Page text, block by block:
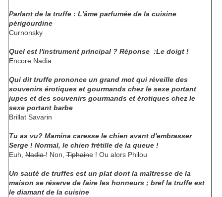
Parlant de la truffe : L'âme parfumée de la cuisine
périgourdine
Curnonsky
Quel est l'instrument principal ? Réponse :Le doigt !
Encore Nadia
Qui dit truffe prononce un grand mot qui réveille des
souvenirs érotiques et gourmands chez le sexe portant
jupes et des souvenirs gourmands et érotiques chez le
sexe portant barbe
Brillat Savarin
Tu as vu? Mamina caresse le chien avant d'embrasser
Serge ! Normal, le chien frétille de la queue !
Euh, Nadia! Non, Tiphaine ! Ou alors Philou
Un sauté de truffes est un plat dont la maîtresse de la
maison se réserve de faire les honneurs ; bref la truffe est
le diamant de la cuisine